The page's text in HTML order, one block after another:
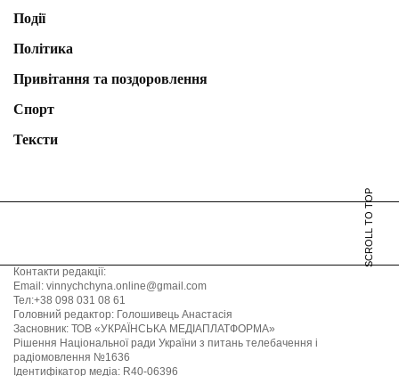
Події
Політика
Привітання та поздоровлення
Спорт
Тексти
SCROLL TO TOP
Контакти редакції:
Email: vinnychchyna.online@gmail.com
Тел:+38 098 031 08 61
Головний редактор: Голошивець Анастасія
Засновник: ТОВ «УКРАЇНСЬКА МЕДІАПЛАТФОРМА»
Рішення Національної ради України з питань телебачення і
радіомовлення №1636
Ідентифікатор медіа: R40-06396